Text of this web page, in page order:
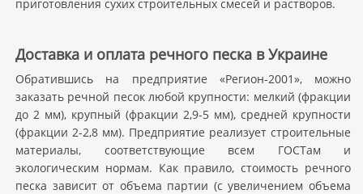
приготовления сухих строительных смесей и растворов.
Доставка и оплата речного песка в Украине
Обратившись на предприятие «Регион-2001», можно
заказать речной песок любой крупности: мелкий (фракции
до 2 мм), крупный (фракции 2,9-5 мм), средней крупности
(фракции 2-2,8 мм). Предприятие реализует строительные
материалы, соответствующие всем ГОСТам и
экологическим нормам. Как правило, стоимость речного
песка зависит от объема партии (с увеличением объема